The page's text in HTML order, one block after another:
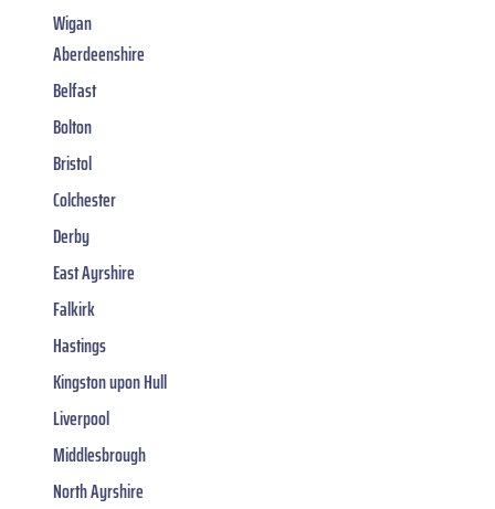
Wigan
Aberdeenshire
Belfast
Bolton
Bristol
Colchester
Derby
East Ayrshire
Falkirk
Hastings
Kingston upon Hull
Liverpool
Middlesbrough
North Ayrshire